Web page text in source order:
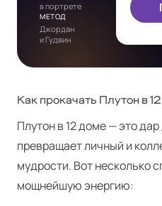
в портрете
МЕТОД
Джордан
и Гудвин
Как прокачать Плутон в
Плутон в 12 доме — это
превращает личный и
мудрости. Вот несколько
мощнейшую энергию: